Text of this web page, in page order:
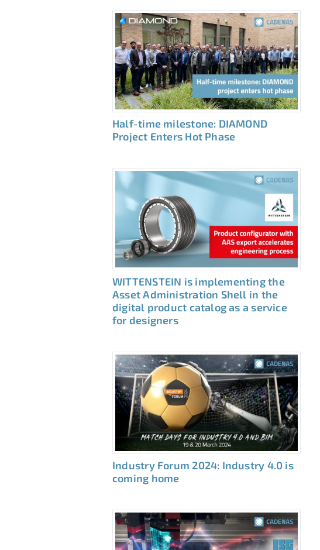
Half-time milestone: DIAMOND
Project Enters Hot Phase
WITTENSTEIN is implementing the
Asset Administration Shell in the
digital product catalog as a service
for designers
Industry Forum 2024: Industry 4.0 is
coming home